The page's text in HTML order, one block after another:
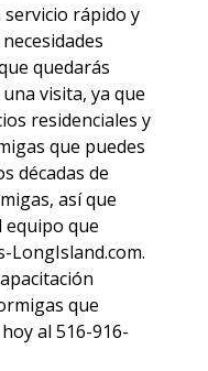
rápido y
quedarás
visita, ya que
residenciales y
que puedes
décadas de
así que
equipo que
LongIsland.com.
que
al 516-916-